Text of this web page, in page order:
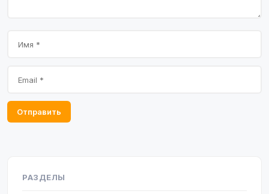
Отправить
РАЗДЕЛЫ